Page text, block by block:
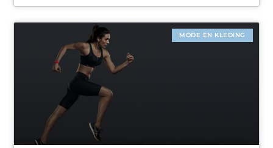
MODE EN KLEDING